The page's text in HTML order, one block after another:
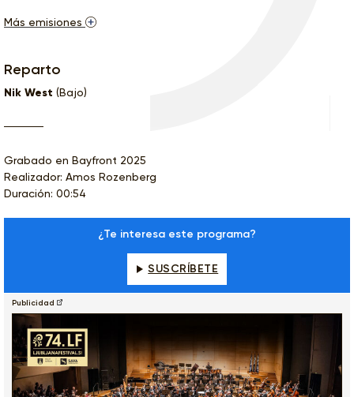
Más emisiones
Reparto
Nik West (Bajo)
Grabado en Bayfront 2025
Realizador: Amos Rozenberg
Duración: 00:54
¿Te interesa este programa?
SUSCRÍBETE
Publicidad